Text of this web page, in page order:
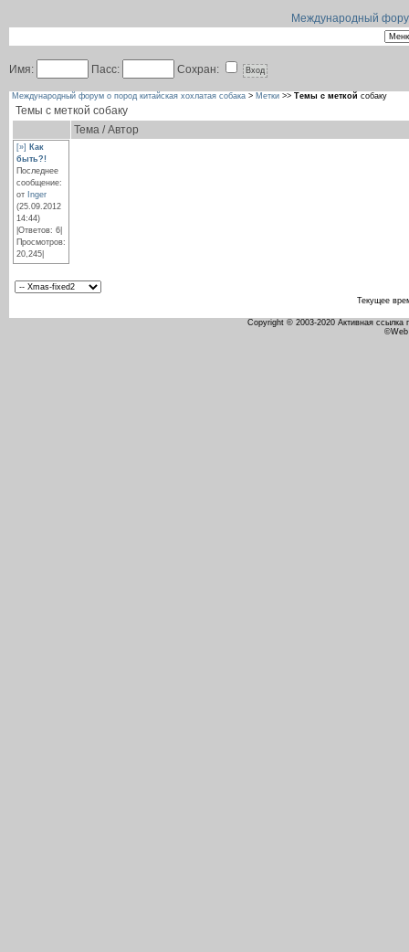
Международный
Имя: Пасс: Сохран:
Международный форум о пород китайская хохлатая собака > Метки >> Темы с меткой собаку
Темы с меткой собаку
Тема / Автор
[»]
Как
быть?!
Последнее
сообщение:
от Inger
(25.09.2012
14:44)
|Ответов: 6|
Просмотров:
20,245|
Текущее
Copyright © 2003-2020 Активная ссылка